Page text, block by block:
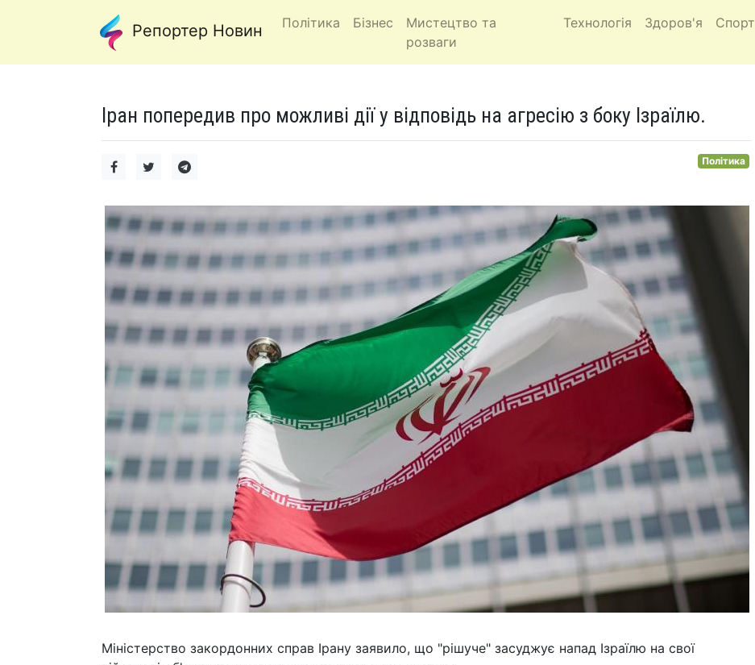
Репортер Новин Політика Бізнес
Мистецтво та
розваги
Технологія Здоров'я Спорт
Іран попередив про можливі дії у відповідь на агресію з боку Ізраїлю.
Політика
Міністерство закордонних справ Ірану заявило, що "рішуче" засуджує напад Ізраїлю на свої